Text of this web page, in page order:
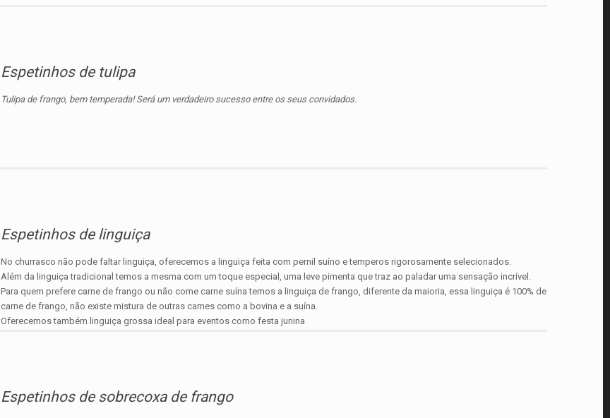
Espetinhos de tulipa
Tulipa de frango, bem temperada! Será um verdadeiro sucesso entre os seus convidados.
Espetinhos de linguiça
No churrasco não pode faltar linguiça, oferecemos a linguiça feita com pernil suíno e temperos rigorosamente selecionados.
Além da linguiça tradicional temos a mesma com um toque especial, uma leve pimenta que traz ao paladar uma sensação incrível.
Para quem prefere carne de frango ou não come carne suína temos a linguiça de frango, diferente da maioria, essa linguiça é 100% de
carne de frango, não existe mistura de outras carnes como a bovina e a suína.
Oferecemos também linguiça grossa ideal para eventos como festa junina
Espetinhos de sobrecoxa de frango